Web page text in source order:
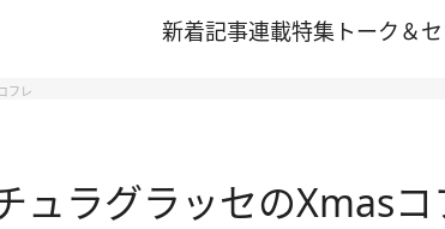
新着記事連載特集 トーク＆
フレ
ラグラッセのXmasコ